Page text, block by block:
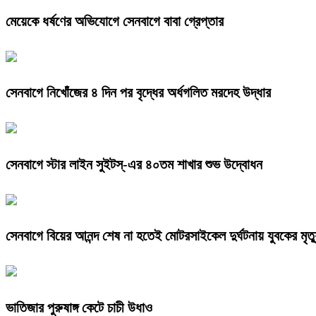
মেয়েকে ধর্ষণের অভিযোগে সেনবাগে বাবা গ্রেপ্তার
সেনবাগে নিখোঁজের ৪ দিন পর বৃদ্ধের অর্ধগলিত মরদেহ উদ্ধার
সেনবাগে স্টার লাইন সুইটস্-এর ৪০তম শাখার শুভ উদ্বোধন
সেনবাগে বিয়ের আনন্দ শেষ না হতেই মোটরসাইকেল দুর্ঘটনায় যুবকের
ভাতিজার পুরুষাঙ্গ কেটে চাচী উধাও